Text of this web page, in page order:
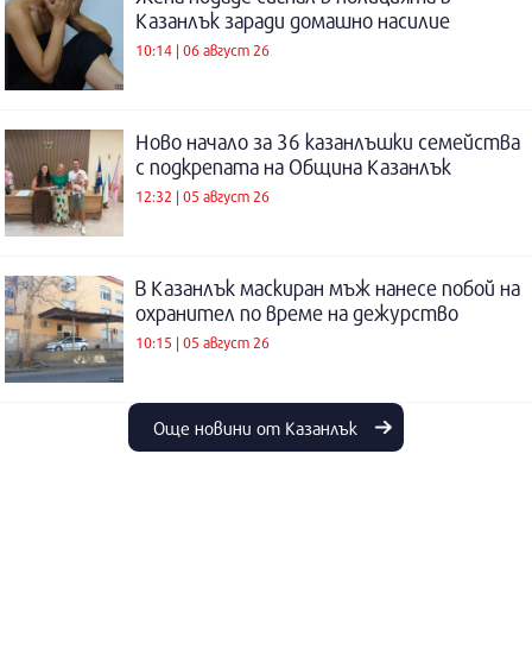
Казанлък заради домашно насилие
10:14 | 06 август 26
Ново начало за 36 казанлъшки семейства
с подкрепата на Община Казанлък
12:32 | 05 август 26
В Казанлък маскиран мъж нанесе побой на
охранител по време на дежурство
10:15 | 05 август 26
Още новини от Казанлък